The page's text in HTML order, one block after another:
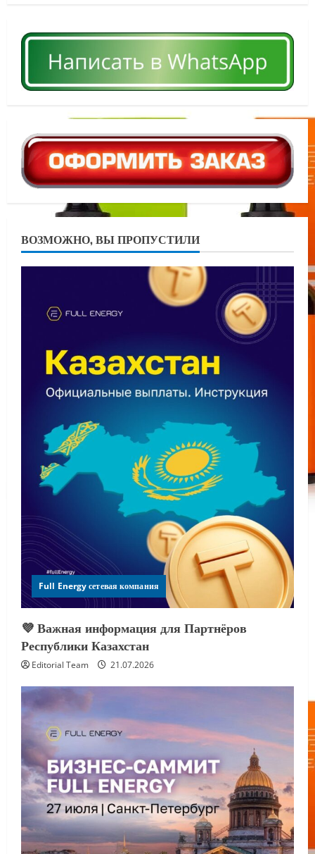
ВОЗМОЖНО, ВЫ ПРОПУСТИЛИ
Full Energy сетевая компания
💜 Важная информация для Партнёров
Республики Казахстан
Editorial Team 21.07.2026